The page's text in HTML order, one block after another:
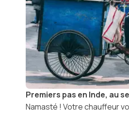
Premiers pas en Inde, au
Namasté ! Votre chauffeur